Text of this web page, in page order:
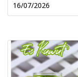
16/07/2026